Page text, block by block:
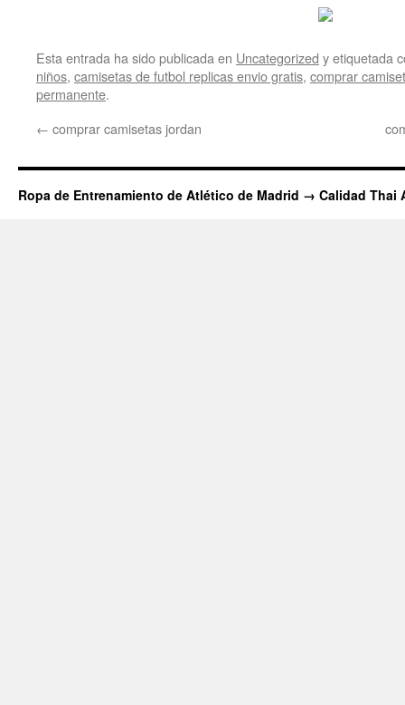
Esta entrada ha sido publicada en Uncategorized y etiquetada
niños, camisetas de futbol replicas envio gratis, comprar
permanente.
← comprar camisetas jordan
Ropa de Entrenamiento de Atlético de Madrid → Calidad Thai